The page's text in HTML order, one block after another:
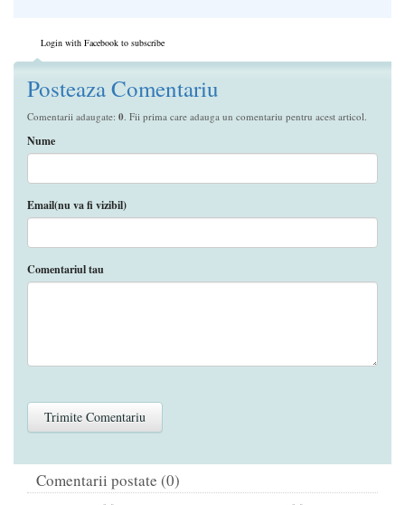
Login with Facebook to subscribe
Posteaza Comentariu
Comentarii adaugate: 0. Fii prima care adauga un comentariu pentru acest articol.
Nume
Email(nu va fi vizibil)
Comentariul tau
Comentarii postate (0)